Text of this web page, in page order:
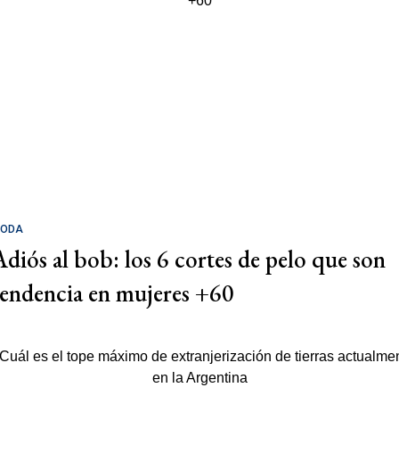
al bob: los 6 cortes de pelo que son
en mujeres +60